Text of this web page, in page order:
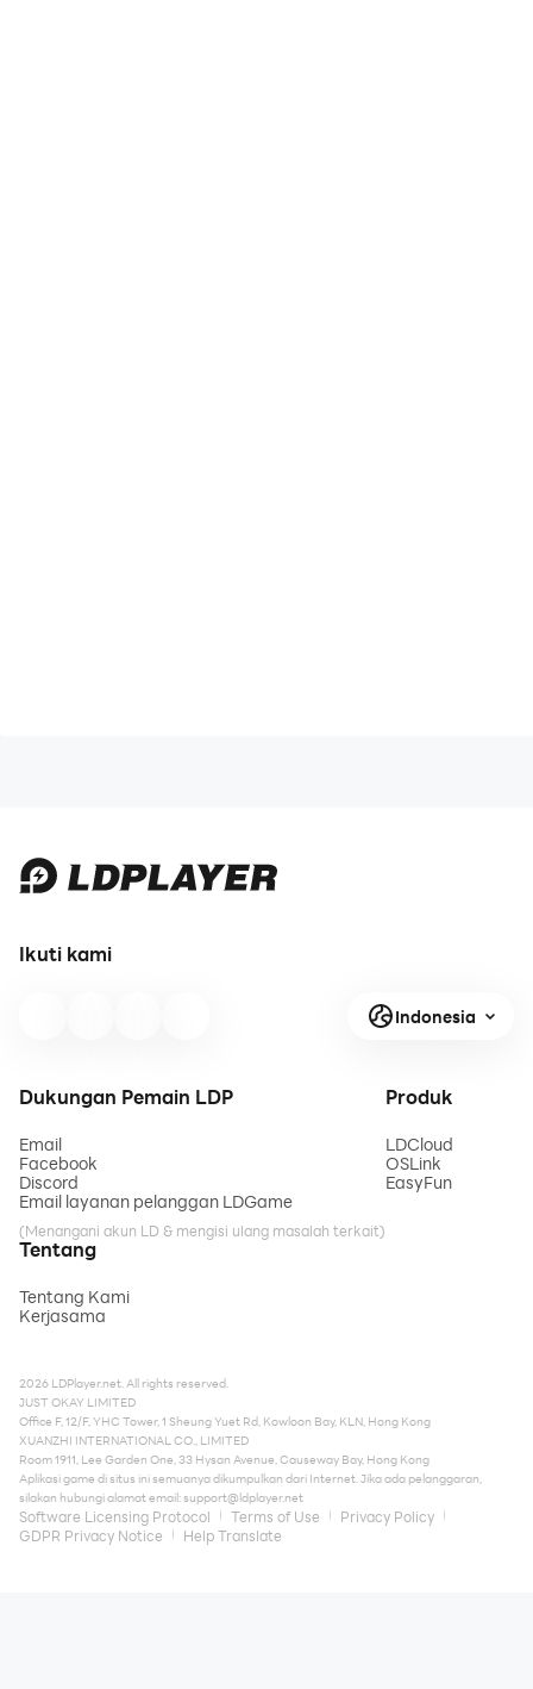
Ikuti kami
Indonesia
Dukungan Pemain LDP
Email
Facebook
Discord
Email layanan pelanggan LDGame
(Menangani akun LD & mengisi ulang masalah terkait)
Produk
LDCloud
OSLink
EasyFun
Tentang
Tentang Kami
Kerjasama
2026 LDPlayer.net. All rights reserved.
JUST OKAY LIMITED
Office F, 12/F, YHC Tower, 1 Sheung Yuet Rd, Kowloon Bay, KLN, Hong Kong
XUANZHI INTERNATIONAL CO., LIMITED
Room 1911, Lee Garden One, 33 Hysan Avenue, Causeway Bay, Hong Kong
Aplikasi game di situs ini semuanya dikumpulkan dari Internet. Jika ada pelanggaran,
silakan hubungi alamat email:support@ldplayer.net
Software Licensing Protocol Terms of Use
Privacy Policy
GDPR Privacy Notice
Help Translate